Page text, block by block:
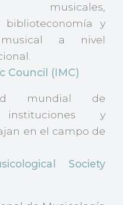
musicales,
biblioteconomía y
musical a nivel
Council (IMC)
mundial de
instituciones y
en el campo de
Society